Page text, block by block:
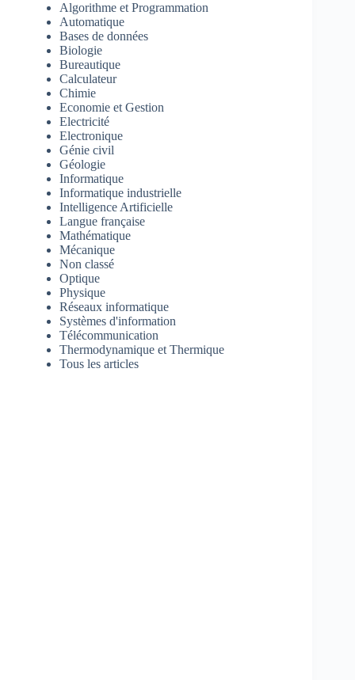
Algorithme et Programmation
Automatique
Bases de données
Biologie
Bureautique
Calculateur
Chimie
Economie et Gestion
Electricité
Electronique
Génie civil
Géologie
Informatique
Informatique industrielle
Intelligence Artificielle
Langue française
Mathématique
Mécanique
Non classé
Optique
Physique
Réseaux informatique
Systèmes d'information
Télécommunication
Thermodynamique et Thermique
Tous les articles